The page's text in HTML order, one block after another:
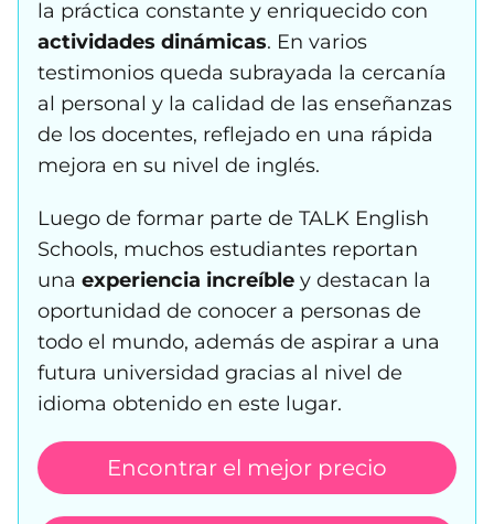
la práctica constante y enriquecido con
actividades dinámicas. En varios
testimonios queda subrayada la cercanía
al personal y la calidad de las enseñanzas
de los docentes, reflejado en una rápida
mejora en su nivel de inglés.
Luego de formar parte de TALK English
Schools, muchos estudiantes reportan
una experiencia increíble y destacan la
oportunidad de conocer a personas de
todo el mundo, además de aspirar a una
futura universidad gracias al nivel de
idioma obtenido en este lugar.
Encontrar el mejor precio